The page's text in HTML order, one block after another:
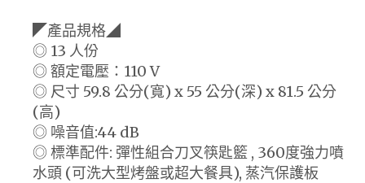
◤產品規格◢
◎ 13 人份
◎ 額定電壓：110 V
◎ 尺寸 59.8 公分(寬) x 55 公分(深) x 81.5 公分
(高)
◎ 噪音值:44 dB
◎ 標準配件: 彈性組合刀叉筷匙籃 , 360度強力噴
水頭 (可洗大型烤盤或超大餐具), 蒸汽保護板